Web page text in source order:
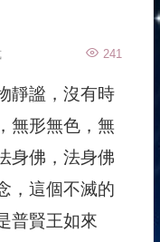
241
靜謐，沒有時
無形無色，無
身佛，法身佛
，這個不滅的
普賢王如來